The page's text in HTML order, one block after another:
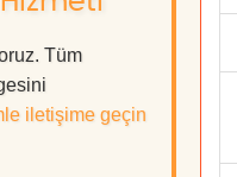
Tüm
iletişime geçin